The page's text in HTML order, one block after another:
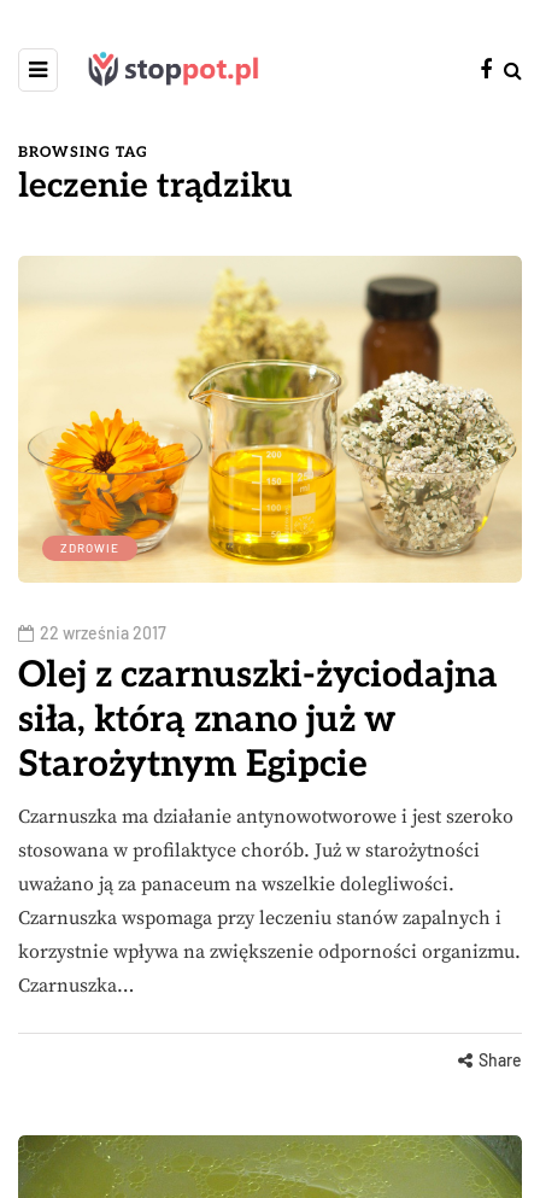
BROWSING TAG
leczenie trądziku
ZDROWIE
22 września 2017
Olej z czarnuszki-życiodajna
siła, którą znano już w
Starożytnym Egipcie
Czarnuszka ma działanie antynowotworowe i jest szeroko
stosowana w profilaktyce chorób. Już w starożytności
uważano ją za panaceum na wszelkie dolegliwości.
Czarnuszka wspomaga przy leczeniu stanów zapalnych i
korzystnie wpływa na zwiększenie odporności organizmu.
Czarnuszka…
Share